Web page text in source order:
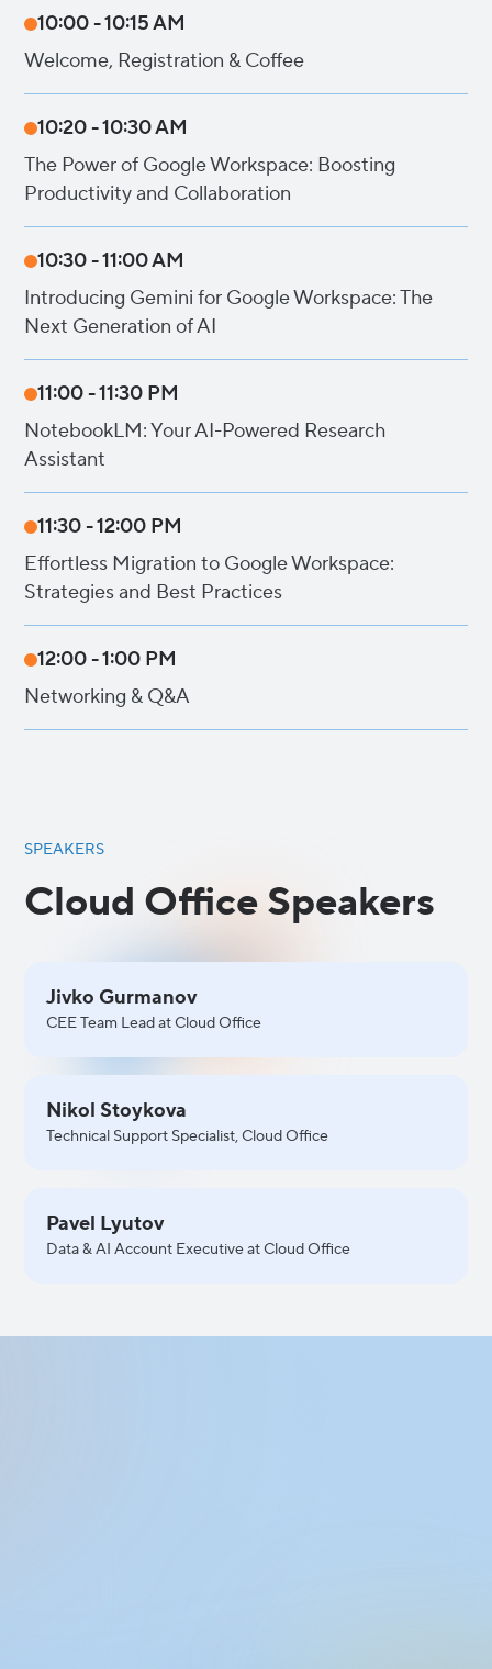
10:00 - 10:15 AM
Welcome, Registration & Coffee
10:20 - 10:30 AM
The Power of Google Workspace: Boosting
Productivity and Collaboration
10:30 - 11:00 AM
Introducing Gemini for Google Workspace: The
Next Generation of AI
11:00 - 11:30 PM
NotebookLM: Your AI-Powered Research
Assistant
11:30 - 12:00 PM
Effortless Migration to Google Workspace:
Strategies and Best Practices
12:00 - 1:00 PM
Networking & Q&A
SPEAKERS
Cloud Office Speakers
Jivko Gurmanov
CEE Team Lead at Cloud Office
Nikol Stoykova
Technical Support Specialist, Cloud Office
Pavel Lyutov
Data & AI Account Executive at Cloud Office